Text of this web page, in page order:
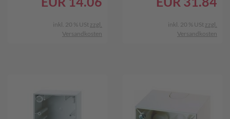
inkl. 20 % USt zzgl.
Versandkosten
inkl. 20 % USt zzgl.
Versandkosten